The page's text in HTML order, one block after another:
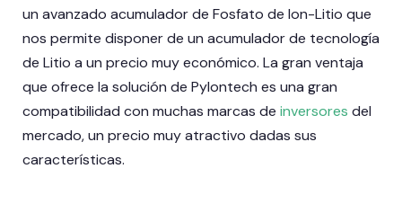
un avanzado acumulador de Fosfato de Ion-Litio que
nos permite disponer de un acumulador de tecnología
de Litio a un precio muy económico. La gran ventaja
que ofrece la solución de Pylontech es una gran
compatibilidad con muchas marcas de inversores del
mercado, un precio muy atractivo dadas sus
características.